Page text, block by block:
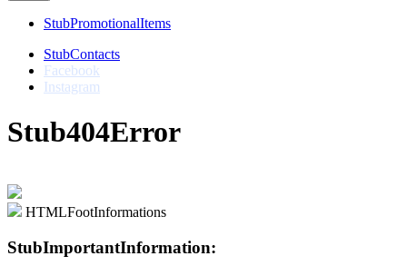
StubPromotionalItems
StubContacts
Facebook
Instagram
Stub404Error
HTMLFootInformations
StubImportantInformation: